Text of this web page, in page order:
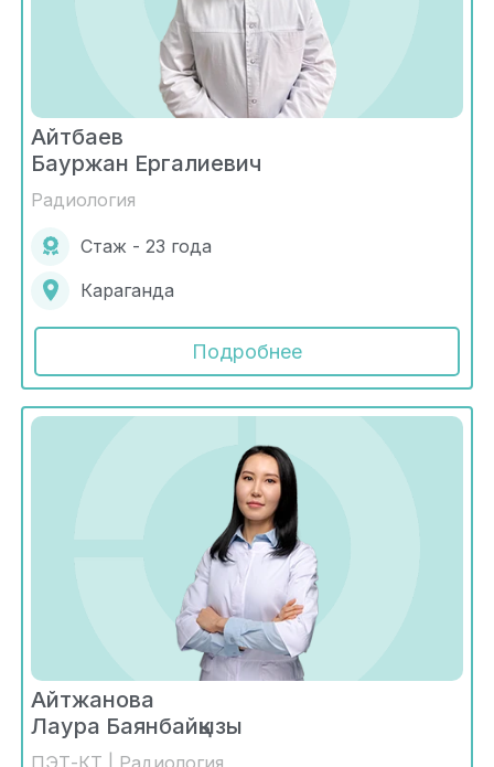
Айтбаев
Бауржан Ергалиевич
Радиология
Стаж - 23 года
Караганда
Подробнее
Айтжанова
Лаура Баянбайқызы
ПЭТ-КТ | Радиология